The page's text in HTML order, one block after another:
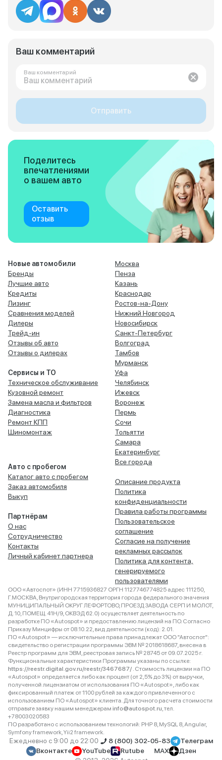
Ваш комментарий
Ваш комментарий
Отправить
Поделитесь
впечатлениями
о вашем авто
Оставить
отзыв
Новые автомобили
Бренды
Лучшие авто
Кредиты
Лизинг
Сравнения моделей
Дилеры
Трейд-ин
Отзывы об авто
Отзывы о дилерах
Сервисы и ТО
Техническое обслуживание
Кузовной ремонт
Замена масла и фильтров
Диагностика
Ремонт КПП
Шиномонтаж
Авто с пробегом
Каталог авто с пробегом
Заказ автомобиля
Выкуп
Партнёрам
О нас
Сотрудничество
Контакты
Личный кабинет партнера
Москва
Пенза
Казань
Краснодар
Ростов-на-Дону
Нижний Новгород
Новосибирск
Санкт-Петербург
Волгоград
Тамбов
Мурманск
Уфа
Челябинск
Ижевск
Воронеж
Пермь
Сочи
Тольятти
Самара
Екатеринбург
Все города
Описание продукта
Политика
конфиденциальности
Правила работы программы
Пользовательское
соглашение
Согласие на получение
рекламных рассылок
Политика для контента,
генерируемого
пользователями
ООО «Автоспот» (ИНН 7715936827 ОРГН 1127746774825 адрес 111250,
Г.МОСКВА, Внутригородская территория города федерального значения
МУНИЦИПАЛЬНЫЙ ОКРУГ ЛЕФОРТОВО, ПРОЕЗД ЗАВОДА СЕРП И МОЛОТ,
Д. 10, ПОМЕЩ. 41Н/9, ОКВЭД 62.0) осуществляет деятельность по
разработке ПО «Autospot» и предоставлению лицензий на ПО. Согласно
Приказу Минцифры от 08.10.22, вид деятельности (код): 2.01.
ПО «Autospot» — исключительные права принадлежат ООО "Автоспот":
свидетельство о регистрации программы ЭВМ № 2018618687, внесена в
Реестр программ для ЭВМ, реестровая запись № 28745 от 09.07.2025 г.
Функциональные характеристики Программы указаны по ссылке:
https://reestr.digital.gov.ru/reestr/3467687/ . Стоимость лицензии на ПО
«Autospot» определяется либо как процент (от 2,5% до 3%) от выручки,
полученной лицензиатом от использования ПО «Autospot», либо как
фиксированный платеж от 1100 рублей за каждого привлеченного с
использованием ПО «Autospot» клиента. Для точного расчета стоимости
отправьте заявку нашим менеджерам info@autospot.ru, тел.
+78003020583
ПО разработано с использованием технологий: PHP 8, MySQL 8, Angular,
Symfony framework, Yii2 framework.
Ежедневно с 9:00 до 22:00 8 (800) 302-05-83
Телеграм
Вконтакте
YouTube Rutube MAX
Дзен